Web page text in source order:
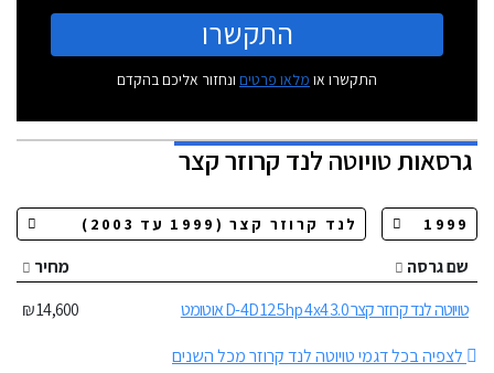
התקשרו
התקשרו או מלאו פרטים ונחזור אליכם בהקדם
גרסאותטויוטה לנד קרוזר קצר
שם גרסה
מחיר
טויוטה לנד קרוזר קצר 3.0 D-4D 125hp 4x4 אוטומט
14,600 ₪
לצפיה בכל דגמי טויוטה לנד קרוזר מכל השנים